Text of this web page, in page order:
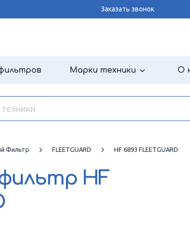
Заказать звонок
Марки техники О
Фильтр FLEETGUARD HF 6893 FLEETGUARD
HF